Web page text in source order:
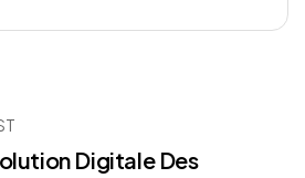
Digitale Des